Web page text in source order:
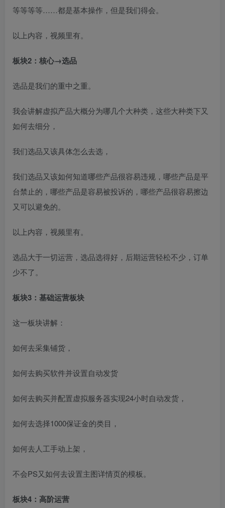
等等等等……都是基本操作，但是我们得会。
以上内容，视频里有。
板块2：核心→选品
选品是我们的重中之重。
我会讲解虚拟产品大概分为哪几个大种类，这些大种类下又
如何去细分，
我们选品又该具体怎么去选，
我们选品又该如何知道哪些产品很容易违规，哪些产品是平
台禁止的，哪些产品是容易被投诉的，哪些产品很容易擦边
又可以避免的。
以上内容，视频里有。
选品大于一切运营，选品选得好，后期运营轻松不少，订单
少不了。
板块3：基础运营板块
这一板块讲解：
如何去采集铺货，
如何去购买软件并设置自动发货
如何去购买并配置虚拟服务器实现24小时自动发货，
如何去选择1000保证金的类目，
如何去人工手动上架，
不会PS又如何去设置主图详情页的模板。
板块4：高阶运营